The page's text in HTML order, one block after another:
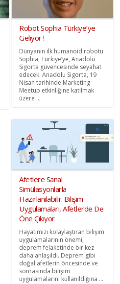
Robot Sophia Türkiye’ye
Geliyor !
Dünyanın ilk humanoid robotu
Sophia, Türkiye’ye, Anadolu
Sigorta güvencesinde seyahat
edecek. Anadolu Sigorta, 19
Nisan tarihinde Marketing
Meetup etkinliğine katılmak
üzere ...
Afetlere Sanal
Simülasyonlarla
Hazırlanılabilir. Bilişim
Uygulamaları, Afetlerde De
Öne Çıkıyor
Hayatımızı kolaylaştıran bilişim
uygulamalarının önemi,
deprem felaketinde bir kez
daha anlaşıldı. Deprem gibi
doğal afetlerin öncesinde ve
sonrasında bilişim
uygulamalarını kullanıldığına ...